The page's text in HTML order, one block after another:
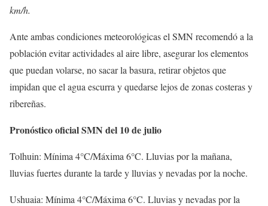
km/h.
Ante ambas condiciones meteorológicas el SMN recomendó a la
población evitar actividades al aire libre, asegurar los elementos
que puedan volarse, no sacar la basura, retirar objetos que
impidan que el agua escurra y quedarse lejos de zonas costeras y
ribereñas.
Pronóstico oficial SMN del 10 de julio
Tolhuin: Mínima 4°C/Máxima 6°C. Lluvias por la mañana,
lluvias fuertes durante la tarde y lluvias y nevadas por la noche.
Ushuaia: Mínima 4°C/Máxima 6°C. Lluvias y nevadas por la